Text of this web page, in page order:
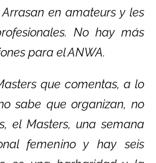
en amateurs y les
No hay más
para el ANWA.
que comentas, a lo
sabe que organizan, no
el Masters, una semana
femenino y hay seis